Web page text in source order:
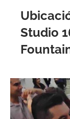
Studio